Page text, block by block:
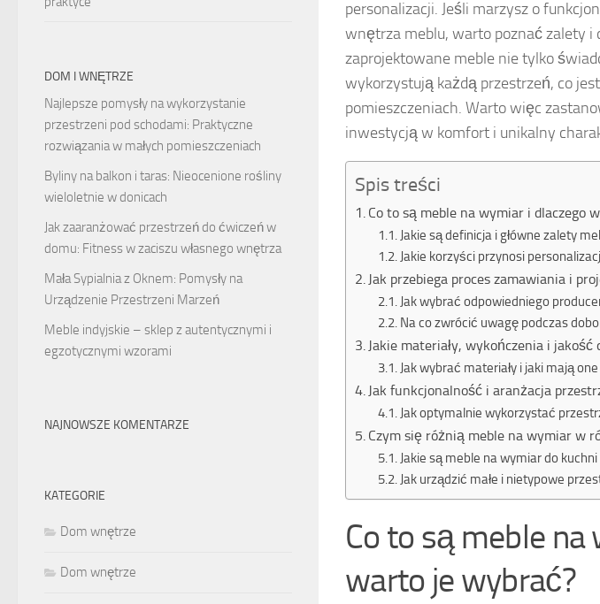
personalizacji. Jeśli marzysz o
wnętrza meblu, warto poznać zalety i
zaprojektowane meble nie tylko
wykorzystują każdą przestrzeń, co
pomieszczeniach. Warto więc
inwestycją w komfort i unikalny
Spis treści
Co to są meble na wymiar i dlaczego
Jakie są definicja i główne zalety
Jakie korzyści przynosi
Jak przebiega proces zamawiania i
Jak wybrać odpowiedniego
Na co zwrócić uwagę podczas
Jakie materiały, wykończenia i
Jak wybrać materiały i jaki mają
Jak funkcjonalność i aranżacja
Jak optymalnie wykorzystać
Czym się różnią meble na wymiar w
Jakie są meble na wymiar do kuchni
Jak urządzić małe i nietypowe
Co to są meble
warto je wybrać?
DOM I WNĘTRZE
Najlepsze pomysły na wykorzystanie
przestrzeni pod schodami: Praktyczne
rozwiązania w małych pomieszczeniach
Byliny na balkon i taras: Nieocenione rośliny
wieloletnie w donicach
Jak zaaranżować przestrzeń do ćwiczeń w
domu: Fitness w zaciszu własnego wnętrza
Mała Sypialnia z Oknem: Pomysły na
Urządzenie Przestrzeni Marzeń
Meble indyjskie – sklep z autentycznymi i
egzotycznymi wzorami
NAJNOWSZE KOMENTARZE
KATEGORIE
Dom wnętrze
Dom wnętrze